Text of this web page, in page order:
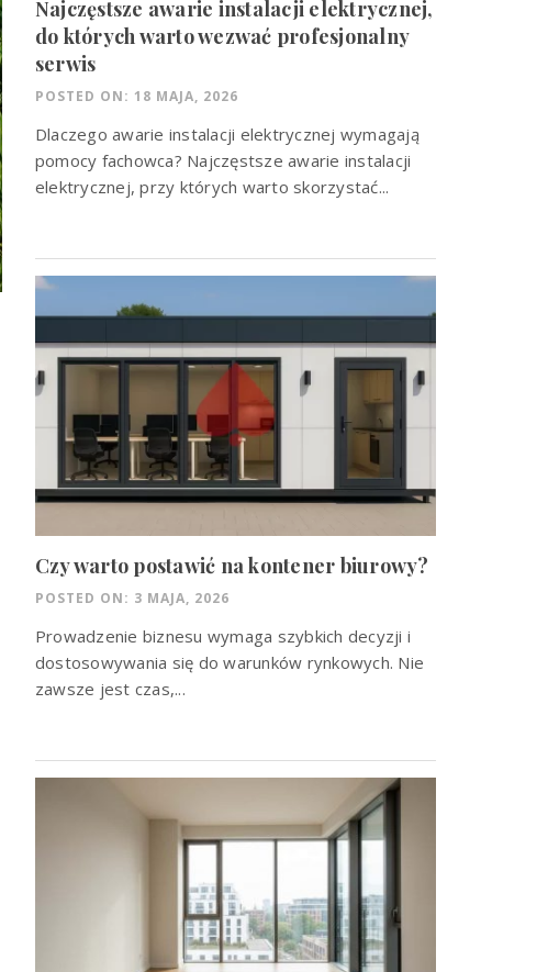
Najczęstsze awarie instalacji elektrycznej,
do których warto wezwać profesjonalny
serwis
POSTED ON: 18 MAJA, 2026
Dlaczego awarie instalacji elektrycznej wymagają
pomocy fachowca? Najczęstsze awarie instalacji
elektrycznej, przy których warto skorzystać...
Czy warto postawić na kontener biurowy?
POSTED ON: 3 MAJA, 2026
Prowadzenie biznesu wymaga szybkich decyzji i
dostosowywania się do warunków rynkowych. Nie
zawsze jest czas,...